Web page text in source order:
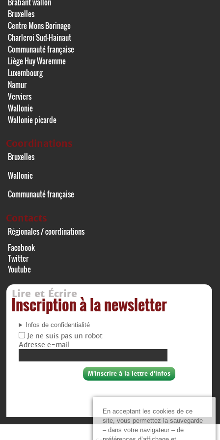
En acceptant les cookies de ce
site, vous permettez la sauvegarde
– dans votre navigateur – de
Bruxelles
Centre Mons Borinage
Charleroi Sud-Hainaut
Communauté française
Liège Huy Waremme
Luxembourg
Namur
Verviers
Wallonie
Wallonie picarde
Coordinations
Bruxelles
Wallonie
Communauté française
Contacts
Régionales / coordinations
Facebook
Twitter
Youtube
Lire et Écrire
Inscription à la newsletter
Infos de confidentialité
Je ne suis pas un robot
Adresse e-mail